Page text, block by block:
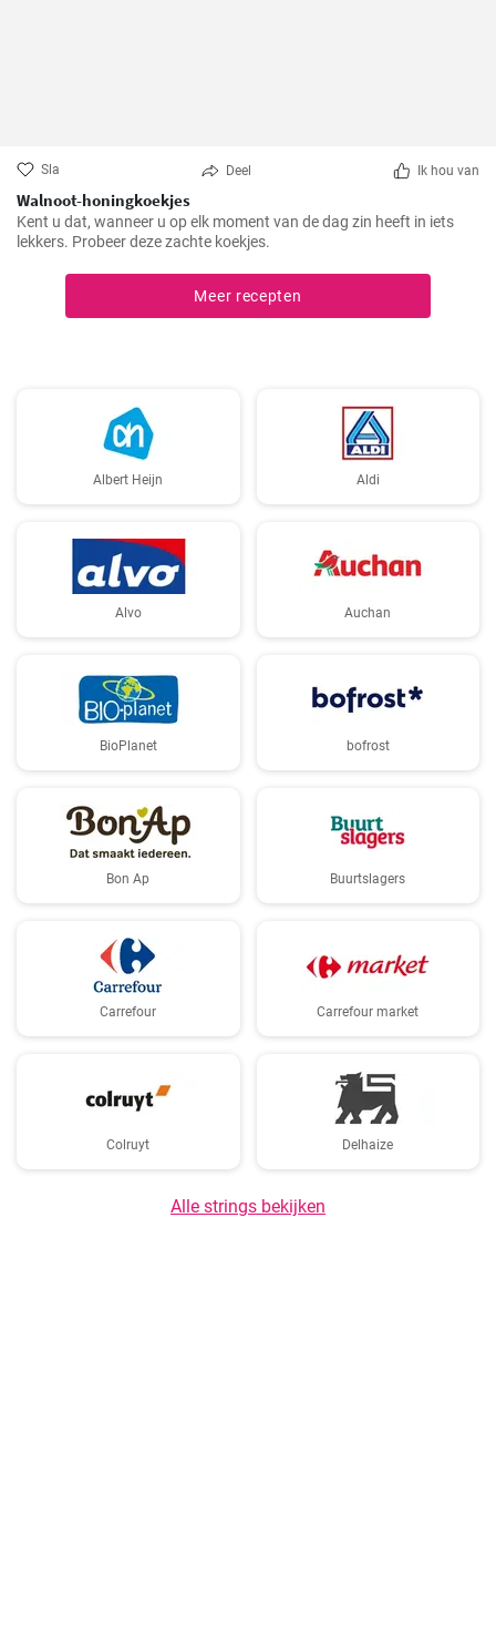
Sla Deel Ik hou van
Walnoot-honingkoekjes
Kent u dat, wanneer u op elk moment van de dag zin heeft in iets
lekkers. Probeer deze zachte koekjes.
Meer recepten
Albert Heijn Aldi
Alvo Auchan
BioPlanet bofrost
Bon Ap Buurtslagers
Carrefour Carrefour market
Colruyt Delhaize
Alle strings bekijken